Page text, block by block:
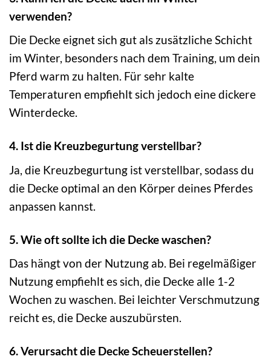
verwenden?
Die Decke eignet sich gut als zusätzliche Schicht
im Winter, besonders nach dem Training, um dein
Pferd warm zu halten. Für sehr kalte
Temperaturen empfiehlt sich jedoch eine dickere
Winterdecke.
4. Ist die Kreuzbegurtung verstellbar?
Ja, die Kreuzbegurtung ist verstellbar, sodass du
die Decke optimal an den Körper deines Pferdes
anpassen kannst.
5. Wie oft sollte ich die Decke waschen?
Das hängt von der Nutzung ab. Bei regelmäßiger
Nutzung empfiehlt es sich, die Decke alle 1-2
Wochen zu waschen. Bei leichter Verschmutzung
reicht es, die Decke auszubürsten.
6. Verursacht die Decke Scheuerstellen?